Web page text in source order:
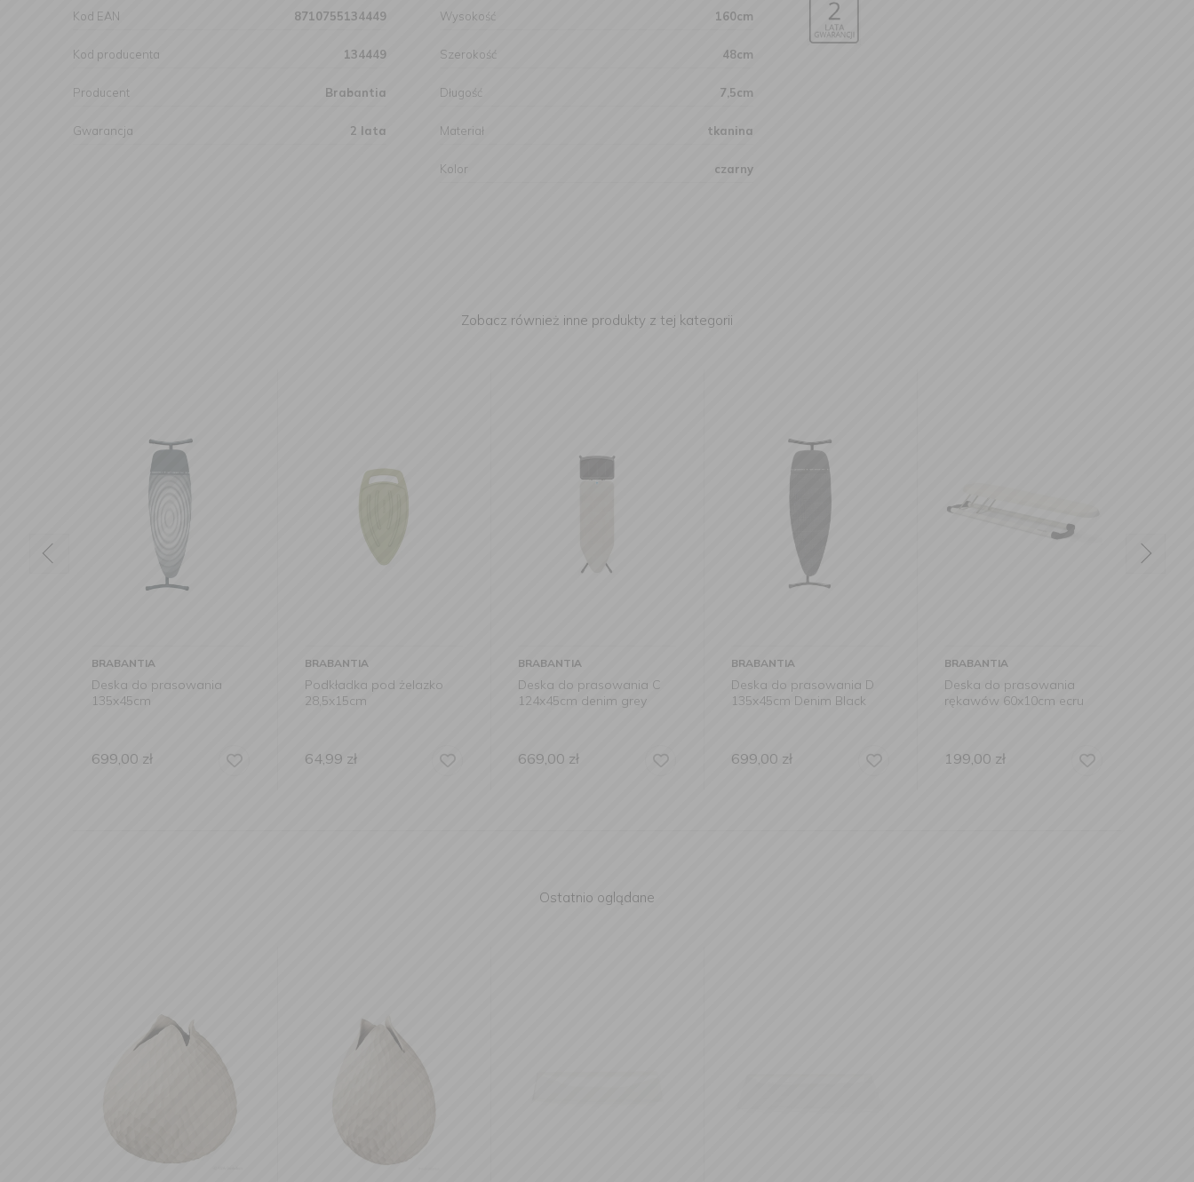
Kod EAN 8710755134449
Kod producenta 134449
Producent Brabantia
Gwarancja 2 lata
Wysokość 160cm
Szerokość 48cm
Długość 7,5cm
Materiał tkanina
Kolor czarny
Zobacz również inne produkty z tej kategorii
BRABANTIA
Deska do prasowania
135x45cm
699,00 zł
BRABANTIA
Podkładka pod żelazko
28,5x15cm
64,99 zł
BRABANTIA
Deska do prasowania C
124x45cm denim grey
669,00 zł
BRABANTIA
Deska do prasowania D
135x45cm Denim Black
699,00 zł
BRABANTIA
Deska do prasowania
rękawów 60x10cm ecru
199,00 zł
Ostatnio oglądane